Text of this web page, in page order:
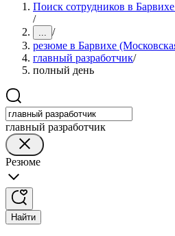
Поиск сотрудников в
/
... /
резюме в Барвихе
главный разработчик/
полный день
главный разработчик
Резюме
Найти